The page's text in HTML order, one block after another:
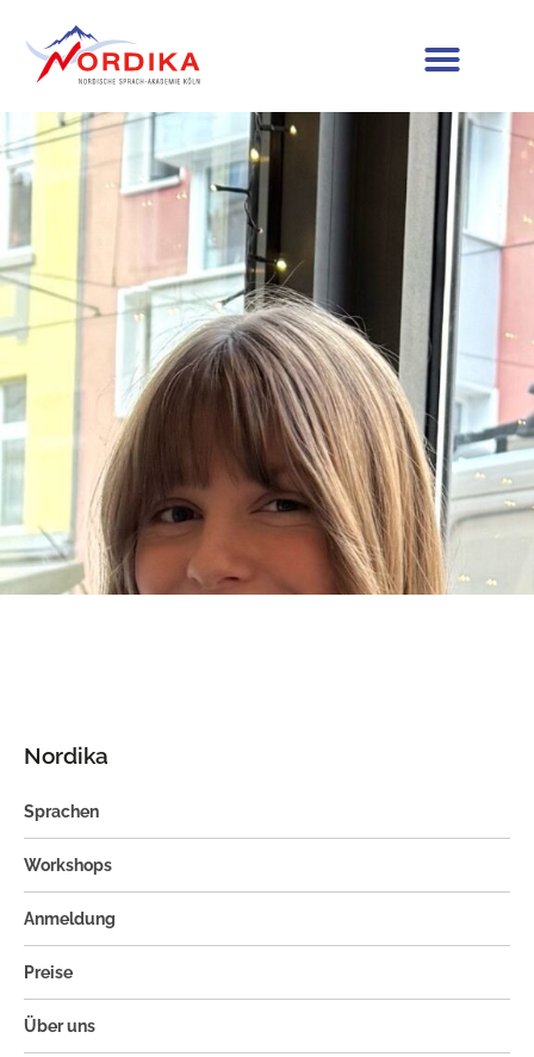
Nordika
Sprachen
Workshops
Anmeldung
Preise
Über uns